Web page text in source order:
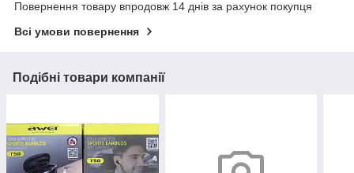
Повернення товару впродовж 14 днів за рахунок покупця
Всі умови повернення
Подібні товари компанії